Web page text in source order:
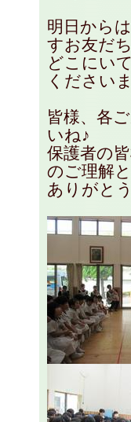
明日から
すお友だ
どこにい
ください
皆様、各
いね♪
保護者の
のご理解
ありがと